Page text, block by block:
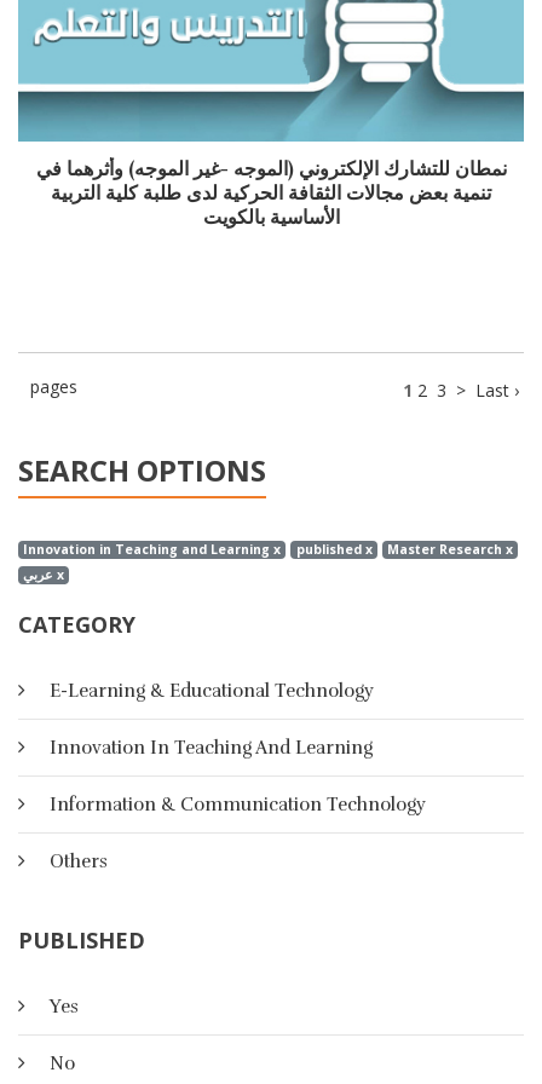
SEARCH OPTIONS
Innovation in Teaching and Learning x published x
Master Research x
عربي x
CATEGORY
E-Learning & Educational Technology
Innovation In Teaching And Learning
Information & Communication Technology
Others
PUBLISHED
Yes
No
نمطان للتشارك الإلكتروني (الموجه -غير الموجه) وأثرهما في
تنمية بعض مجالات الثقافة الحركية لدى طلبة كلية التربية
الأساسية بالكويت
أثر برنامج تدريبي الكتروني على كفاءة
إدارة الوقت لدى موظفي ديوان الخدمة
المدنية بمملكة البحرين ومدى رضا
pages 1 2 3 > Last ›